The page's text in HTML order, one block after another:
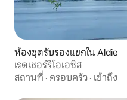
ห้องชุดรับรองแขกใน Aldie
เรดเชอร์รี่โอเอซิส
สถานที่ · ครอบครัว · เข้าถึง